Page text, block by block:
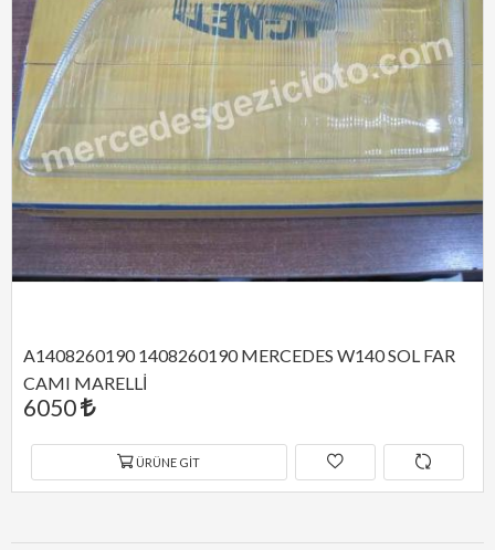
FAR
A1408200677 1408200677 MERCEDES
DUYU ORJİNAL